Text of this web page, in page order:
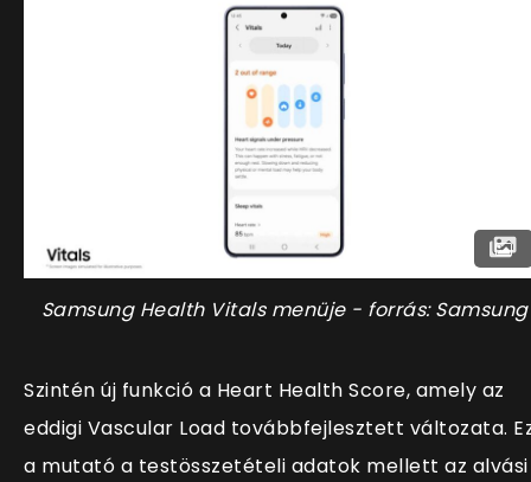
Samsung Health Vitals menüje - forrás: Samsung
Szintén új funkció a Heart Health Score, amely az
eddigi Vascular Load továbbfejlesztett változata.
a mutató a testösszetételi adatok mellett az alvási